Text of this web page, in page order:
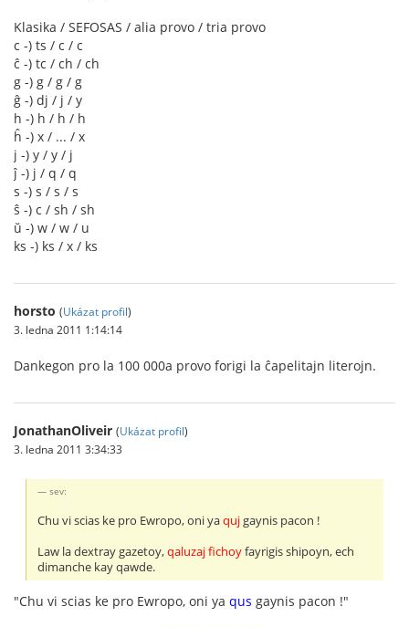
Klasika / SEFOSAS / alia provo / tria provo
c -) ts / c / c
ĉ -) tc / ch / ch
g -) g / g / g
ĝ -) dj / j / y
h -) h / h / h
ĥ -) x / ... / x
j -) y / y / j
ĵ -) j / q / q
s -) s / s / s
ŝ -) c / sh / sh
ŭ -) w / w / u
ks -) ks / x / ks
horsto (Ukázat profil)
3. ledna 2011 1:14:14
Dankegon pro la 100 000a provo forigi la ĉapelitajn literojn.
JonathanOliveir (Ukázat profil)
3. ledna 2011 3:34:33
sev:
Chu vi scias ke pro Ewropo, oni yaqujgaynis pacon !
Law la dextray gazetoy,qaluzaj fichoyfayrigis shipoyn, ech
dimanche kay qawde.
"Chu vi scias ke pro Ewropo, oni ya qus gaynis pacon !"